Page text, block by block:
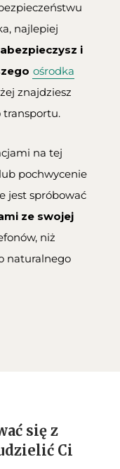
się z
Ci
najlepiej
i
ośrodka
znajdziesz
transportu.
na tej
pochwycenie
jest spróbować
ze swojej
niż
naturalnego